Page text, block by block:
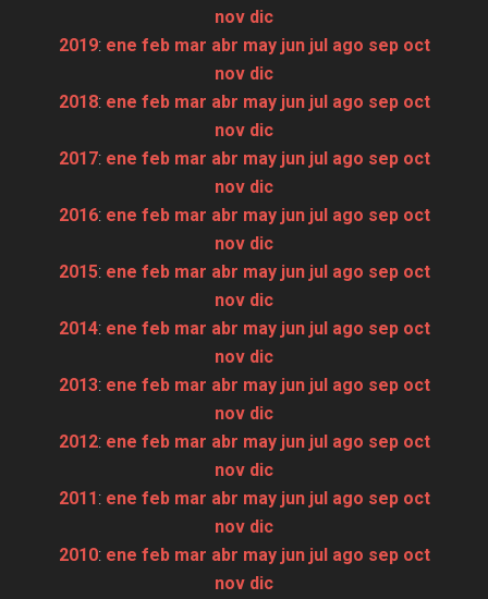
nov dic
2019: ene feb mar abr may jun jul ago sep oct
nov dic
2018: ene feb mar abr may jun jul ago sep oct
nov dic
2017: ene feb mar abr may jun jul ago sep oct
nov dic
2016: ene feb mar abr may jun jul ago sep oct
nov dic
2015: ene feb mar abr may jun jul ago sep oct
nov dic
2014: ene feb mar abr may jun jul ago sep oct
nov dic
2013: ene feb mar abr may jun jul ago sep oct
nov dic
2012: ene feb mar abr may jun jul ago sep oct
nov dic
2011: ene feb mar abr may jun jul ago sep oct
nov dic
2010: ene feb mar abr may jun jul ago sep oct
nov dic